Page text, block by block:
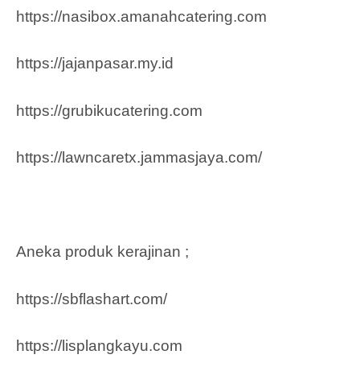
https://nasibox.amanahcatering.com
https://jajanpasar.my.id
https://grubikucatering.com
https://lawncaretx.jammasjaya.com/
Aneka produk kerajinan ;
https://sbflashart.com/
https://lisplangkayu.com